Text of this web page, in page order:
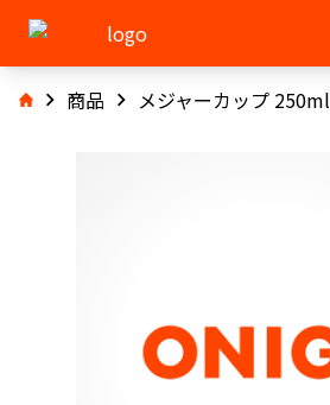
商品 メジャーカップ 250ml